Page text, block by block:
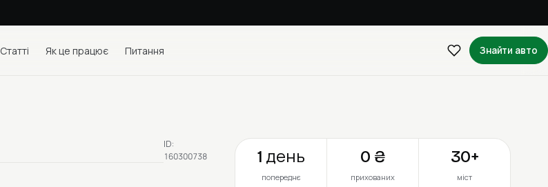
Статті Як це працює Питання Знайти авто
ID:
160300738
1 день
попереднє
0 ₴
прихованих
30+
міст